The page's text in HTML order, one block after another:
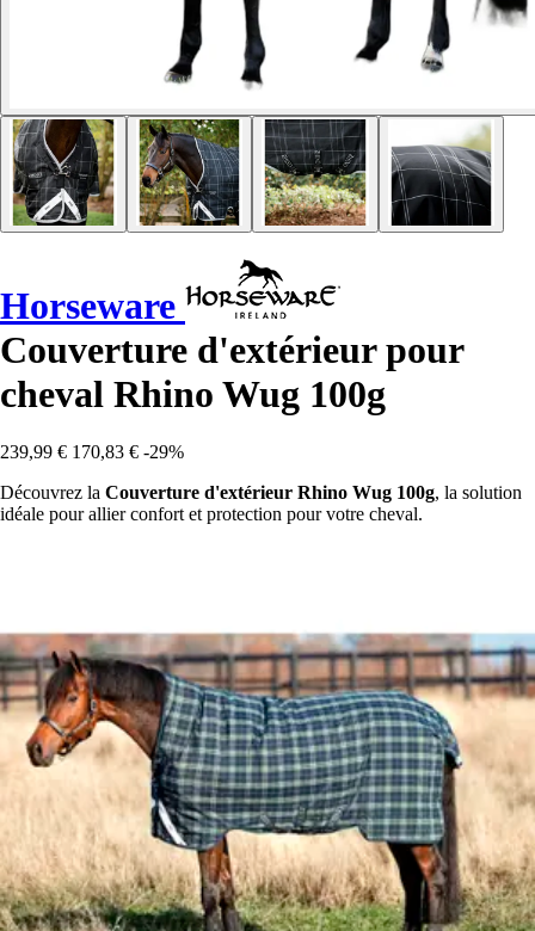
Horseware
Couverture d'extérieur pour
cheval Rhino Wug 100g
239,99 € 170,83 € -29%
Découvrez la Couverture d'extérieur Rhino Wug 100g, la solution
idéale pour allier confort et protection pour votre cheval.